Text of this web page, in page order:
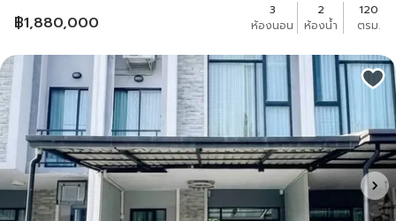
฿1,880,000
3
ห้องนอน
2
ห้องน้ำ
120
ตรม.